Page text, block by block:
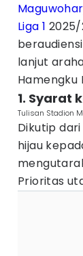
Liga 1 2025/
lanjut
Hamengku
1. Syarat
Tulisan Stadion
Dikutip
hijau
Prioritas